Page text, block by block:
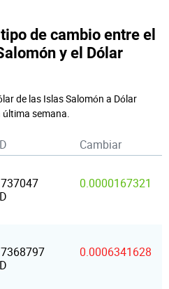
de cambio entre el
y el Dólar
de las Islas Salomón a Dólar
última semana.
Cambiar
0.0000167321
0.0006341628